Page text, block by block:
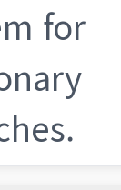
for